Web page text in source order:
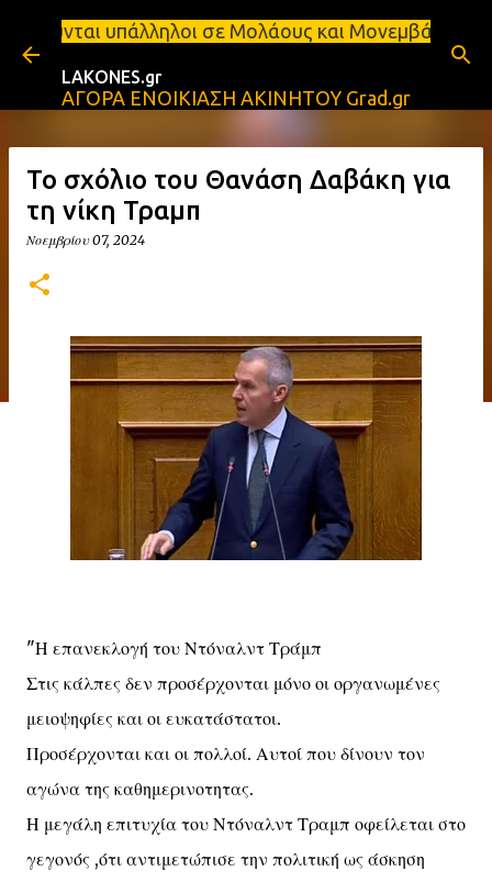
Μετάβαση στο κύριο περιεχόμενο
υπάλληλοι σε Μολάους και
LAKONES.gr
ΑΓΟΡΑ ΕΝΟΙΚΙΑΣΗ ΑΚΙΝΗΤΟΥ Grad.gr
Το σχόλιο του Θανάση Δαβάκη για
τη νίκη Τραμπ
Νοεμβρίου 07, 2024
"Η επανεκλογή του Ντόναλντ Τράμπ
Στις κάλπες δεν προσέρχονται μόνο οι οργανωμένες
μειοψηφίες και οι ευκατάστατοι.
Προσέρχονται και οι πολλοί. Αυτοί που δίνουν τον
αγώνα της καθημερινοτητας.
Η μεγάλη επιτυχία του Ντόναλντ Τραμπ οφείλεται στο
γεγονός ,ότι αντιμετώπισε την πολιτική ως άσκηση